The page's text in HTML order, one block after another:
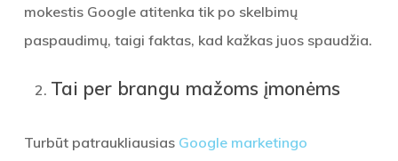
mokestis Google atitenka tik po skelbimų
paspaudimų, taigi faktas, kad kažkas juos spaudžia.
Tai per brangu mažoms įmonėms
Turbūt patraukliausias Google marketingo